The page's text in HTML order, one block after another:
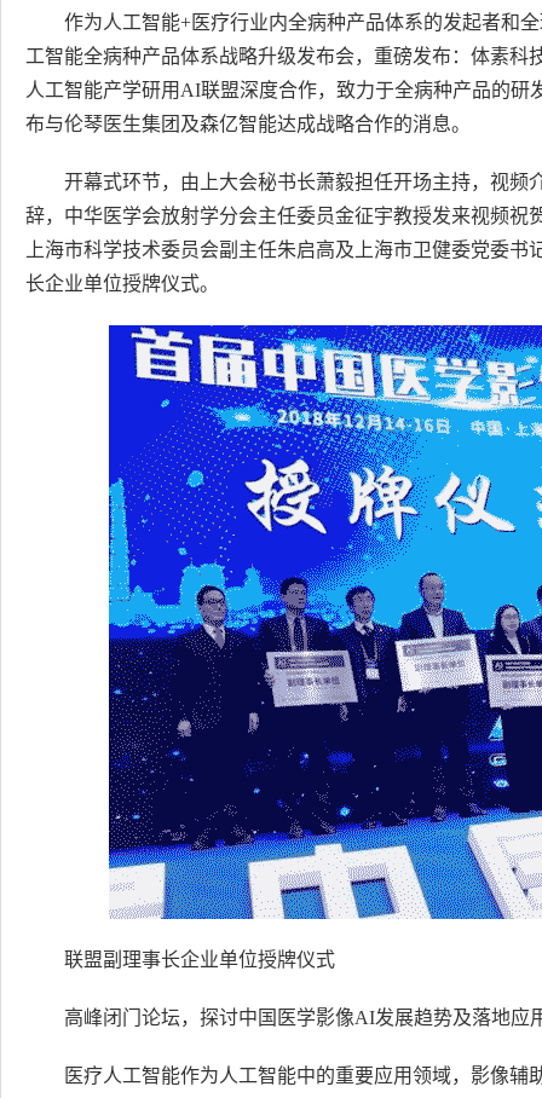
作为人工智能+医疗行业内全病种产品体系的发起者和
工智能全病种产品体系战略升级发布会，重磅发布：体素
人工智能产学研用AI联盟深度合作，致力于全病种产品的
布与伦琴医生集团及森亿智能达成战略合作的消息。
开幕式环节，由上大会秘书长萧毅担任开场主持，视
辞，中华医学会放射学分会主任委员金征宇教授发来视频
上海市科学技术委员会副主任朱启高及上海市卫健委党委
长企业单位授牌仪式。
联盟副理事长企业单位授牌仪式
高峰闭门论坛，探讨中国医学影像AI发展趋势及落地应
医疗人工智能作为人工智能中的重要应用领域，影像